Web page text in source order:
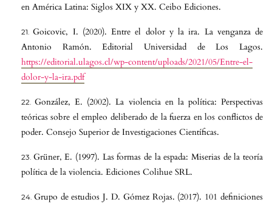
en América Latina: Siglos XIX y XX. Ceibo Ediciones.
Goicovic, I. (2020). Entre el dolor y la ira. La venganza de
Antonio Ramón. Editorial Universidad de Los Lagos.
https://editorial.ulagos.cl/wp-content/uploads/2021/05/Entre-el-
dolor-y-la-ira.pdf
González, E. (2002). La violencia en la política: Perspectivas
teóricas sobre el empleo deliberado de la fuerza en los conflictos de
poder. Consejo Superior de Investigaciones Científicas.
Grüner, E. (1997). Las formas de la espada: Miserias de la teoría
política de la violencia. Ediciones Colihue SRL.
Grupo de estudios J. D. Gómez Rojas. (2017). 101 definiciones